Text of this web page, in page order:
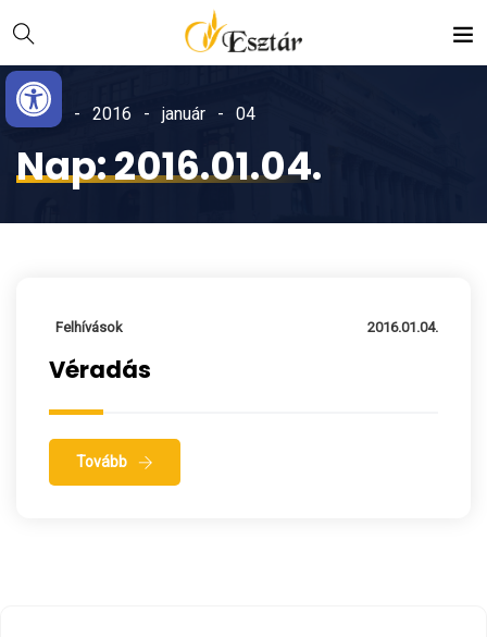
Eszköztár megnyitása
Content
navigációhoz
Home
2016 január 04
Nap:2016.01.04.
Felhívások 2016.01.04.
Véradás
Tovább